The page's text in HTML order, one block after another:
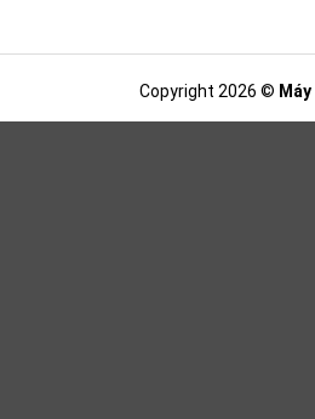
Copyright 2026 © Máy